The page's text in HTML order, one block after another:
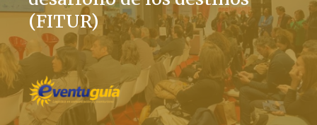
(FITUR)